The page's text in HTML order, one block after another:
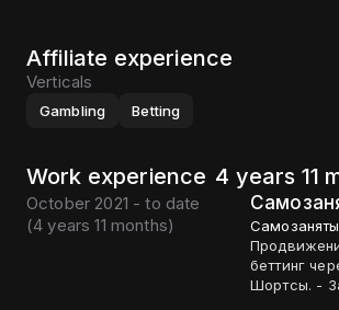
Affiliate experience
Verticals
Gambling Betting
Work experience 4 years 11
October 2021 - to date
(4 years 11 months)
беттинг
Шортсы. -